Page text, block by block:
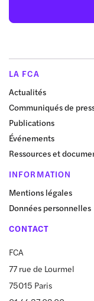
LA FCA
Actualités
Communiqués de
Publications
Événements
Ressources et
INFORMATION
Mentions légales
Données personnelles
CONTACT
FCA
77 rue de Lourmel
75015 Paris